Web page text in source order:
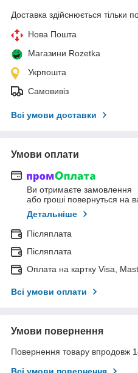
Доставка здійснюється тільки
Нова Пошта
Магазини Rozetka
Укрпошта
Самовивіз
Всі умови доставки
Умови оплати
Ви отримаєте замовлення
або гроші повернуться на
Детальніше
Післяплата
Післяплата
Оплата на картку Visa,
Всі умови оплати
Умови повернення
Повернення товару впродовж